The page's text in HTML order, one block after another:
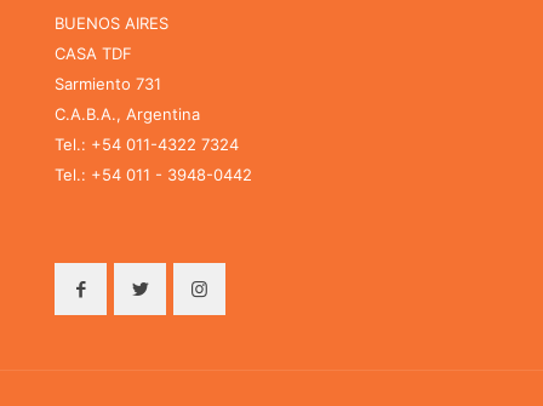
BUENOS AIRES
CASA TDF
Sarmiento 731
C.A.B.A., Argentina
Tel.: +54 011-4322 7324
Tel.: +54 011 - 3948-0442